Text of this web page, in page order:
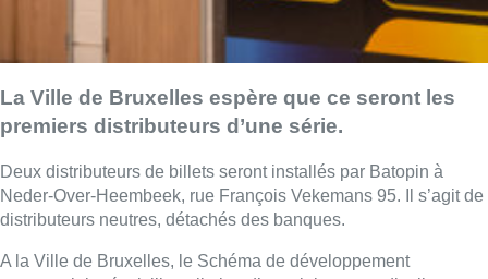
La Ville de Bruxelles espère que ce seront les
premiers distributeurs d’une série.
Deux distributeurs de billets seront installés par Batopin à
Neder-Over-Heembeek, rue François Vekemans 95. Il s’agit de
distributeurs neutres, détachés des banques.
A la Ville de Bruxelles, le Schéma de développement